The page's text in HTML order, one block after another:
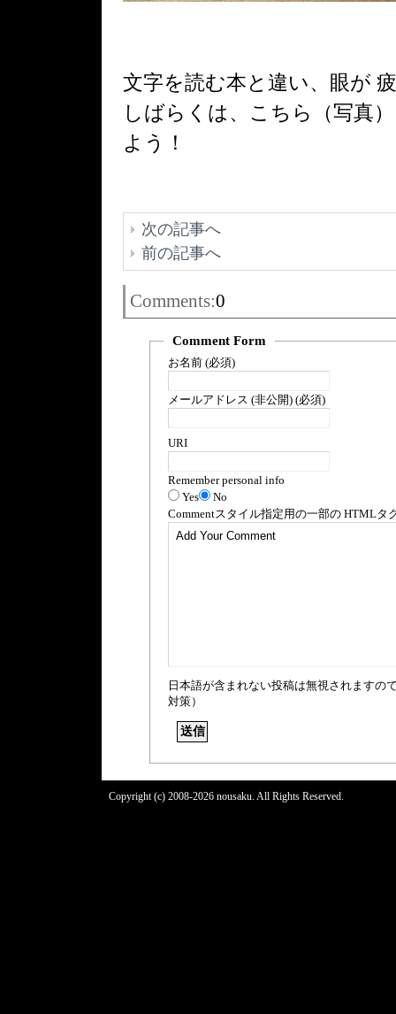
文字を読む本と違い、眼が
しばらくは、こちら（写真
よう！
次の記事へ
前の記事へ
Comments:0
Comment Form
お名前 (必須)
メールアドレス (非公開) (必須)
URI
Remember personal info
Yes
No
Commentスタイル指定用の一部の HTMLタ
日本語が含まれない投稿は無視されますの
対策）
Copyright (c) 2008-2026 nousaku. All Rights Reserved.